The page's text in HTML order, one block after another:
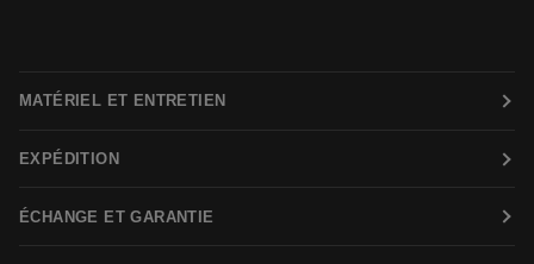
MATÉRIEL ET ENTRETIEN
EXPÉDITION
ÉCHANGE ET GARANTIE